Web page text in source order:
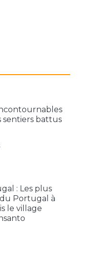
sentiers battus
: Les plus
Portugal à
le village